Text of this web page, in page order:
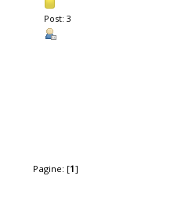
Post: 3
Pagine: [1]